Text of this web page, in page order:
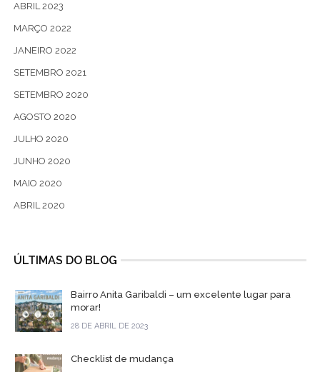
ABRIL 2023
MARÇO 2022
JANEIRO 2022
SETEMBRO 2021
SETEMBRO 2020
AGOSTO 2020
JULHO 2020
JUNHO 2020
MAIO 2020
ABRIL 2020
ÚLTIMAS DO BLOG
Bairro Anita Garibaldi – um excelente lugar para
morar!
28 DE ABRIL DE 2023
Checklist de mudança